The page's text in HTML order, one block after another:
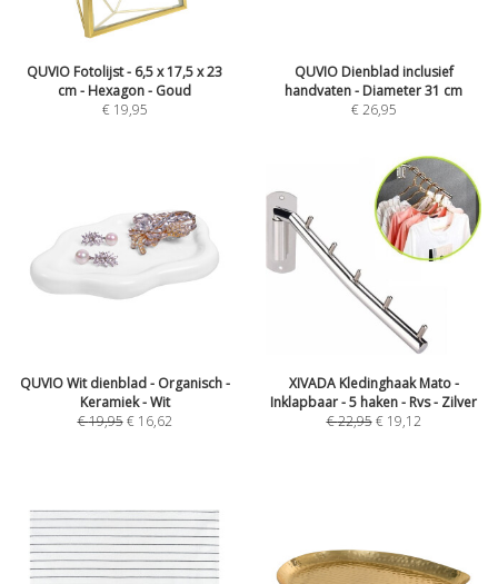
QUVIO Fotolijst - 6,5 x 17,5 x 23
cm - Hexagon - Goud
€ 19,95
QUVIO Dienblad inclusief
handvaten - Diameter 31 cm
€26,95
QUVIO Wit dienblad - Organisch -
Keramiek - Wit
€19,95 € 16,62
XIVADA Kledinghaak Mato -
Inklapbaar - 5 haken - Rvs - Zilver
€22,95 € 19,12